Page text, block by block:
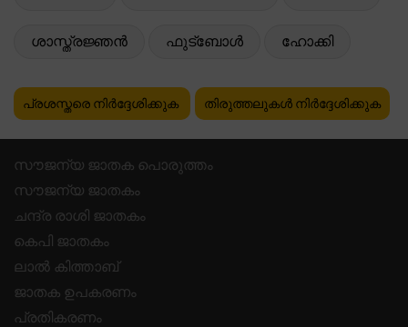
ശാസ്ത്രജ്ഞൻ ഫുട്ബോൾ ഹോക്കി
പ്രശസ്തരെ നിർദ്ദേശിക്കുക തിരുത്തലുകൾ നിർദ്ദേശിക്കുക
സൗജന്യ ജാതക പൊരുത്തം
സൗജന്യ ജാതകം
ചന്ദ്ര രാശി ജാതകം
കെപി ജാതകം
ലാൽ കിത്താബ്
ജാതക ഉപകരണം
പ്രതികരണം